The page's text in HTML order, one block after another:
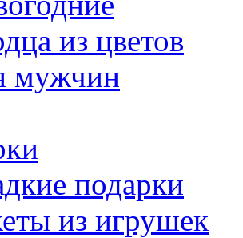
из цветов
мужчин
подарки
из игрушек